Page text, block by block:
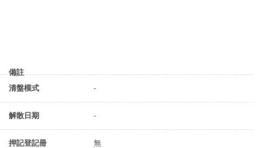
備註
清盤模式
-
解散日期 -
押記登記冊 無